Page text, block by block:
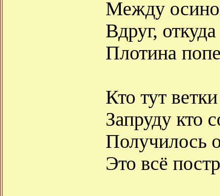
Между
Вдруг,
Плотина
Кто тут
Запруду кто
Получилось
Это всё